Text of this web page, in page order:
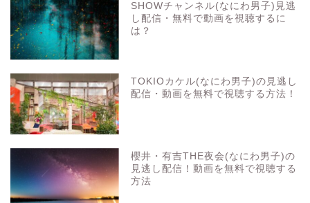
SHOWチャンネル(なにわ男子)見逃
し配信・無料で動画を視聴するに
は？
TOKIOカケル(なにわ男子)の見逃し
配信・動画を無料で視聴する方法！
櫻井・有吉THE夜会(なにわ男子)の
見逃し配信！動画を無料で視聴する
方法